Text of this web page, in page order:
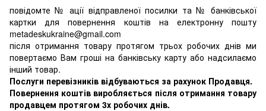
повідомте № ації відправленої посилки та № банківської
картки для повернення коштів на електронну пошту
metadeskukraine@gmail.com
після отримання товару протягом трьох робочих днів ми
повертаємо Вам гроші на банківську карту або надсилаємо
інший товар.
Послуги перевізників відбуваються за рахунок Продавця.
Повернення коштів виробляється після отримання товару
продавцем протягом 3х робочих днів.